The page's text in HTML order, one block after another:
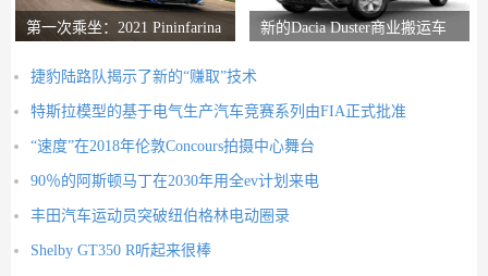
第一次乘坐：2021 Pininfarina
新的Dacia Duster商业搬运车
捷豹陆路队揭示了新的“赚取”技术
特斯拉模型的基于电气生产汽车竞赛系列由FIA正式批准
“速度”在2018年伦敦Concours拍摄中心舞台
90％的阿斯顿马丁在2030年用全ev计划来电
丰田汽车运动员突破纽伯格林电动圈录
Shelby GT350 R听起来很棒